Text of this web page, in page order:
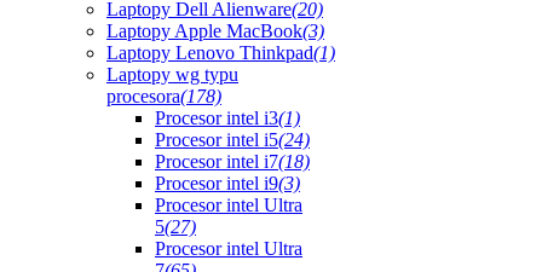
Laptopy Dell Alienware(20)
Laptopy Apple MacBook(3)
Laptopy Lenovo Thinkpad(1)
Laptopy wg typu
procesora(178)
Procesor intel i3(1)
Procesor intel i5(24)
Procesor intel i7(18)
Procesor intel i9(3)
Procesor intel Ultra
5(27)
Procesor intel Ultra